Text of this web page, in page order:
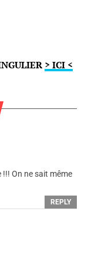
> ICI <
On ne sait même
REPLY